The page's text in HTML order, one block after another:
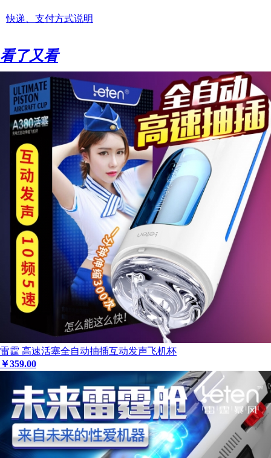
快递、支付方式说明
看了又看
雷霆 高速活塞全自动抽插互动发声飞机杯
￥359.00